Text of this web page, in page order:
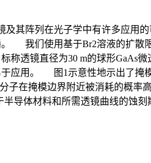
阵列在光子学中有许多应用的
我们使用基于Br2溶液的扩散
称透镜直径为30 m的球形GaAs
应用。 图1示意性地示出了掩
子在掩模边界附近被消耗的概
导体材料和所需透镜曲线的蚀